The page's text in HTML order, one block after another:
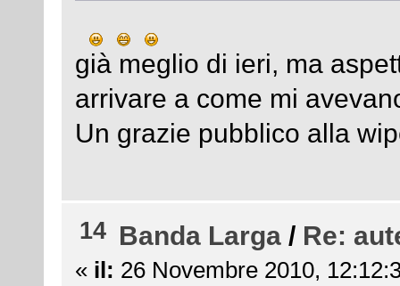
già meglio di ieri, ma
arrivare a come mi
Un grazie pubblico alla
14 Banda Larga / Re:
« il: 26 Novembre 2010,